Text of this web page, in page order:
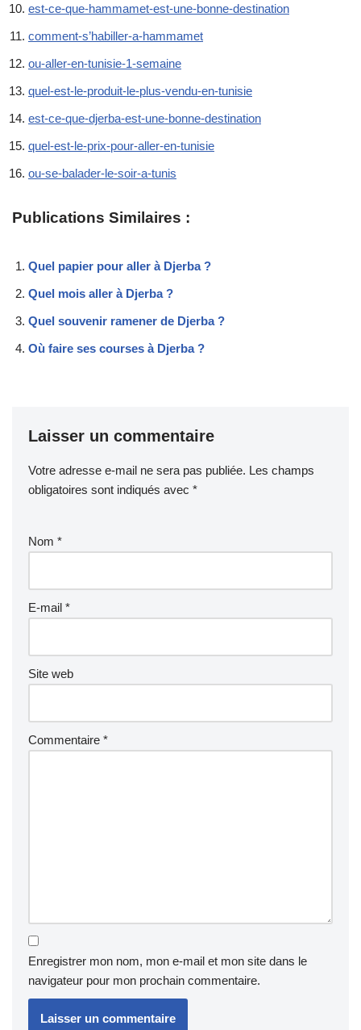
est-ce-que-hammamet-est-une-bonne-destination
comment-s’habiller-a-hammamet
ou-aller-en-tunisie-1-semaine
quel-est-le-produit-le-plus-vendu-en-tunisie
est-ce-que-djerba-est-une-bonne-destination
quel-est-le-prix-pour-aller-en-tunisie
ou-se-balader-le-soir-a-tunis
Publications Similaires :
Quel papier pour aller à Djerba ?
Quel mois aller à Djerba ?
Quel souvenir ramener de Djerba ?
Où faire ses courses à Djerba ?
Laisser un commentaire
Votre adresse e-mail ne sera pas publiée. Les champs
obligatoires sont indiqués avec *
Nom *
E-mail *
Site web
Commentaire *
Enregistrer mon nom, mon e-mail et mon site dans le
navigateur pour mon prochain commentaire.